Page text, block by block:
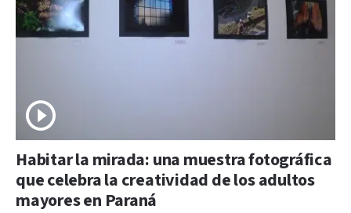
Habitar la mirada: una muestra fotográfica
que celebra la creatividad de los adultos
mayores en Paraná